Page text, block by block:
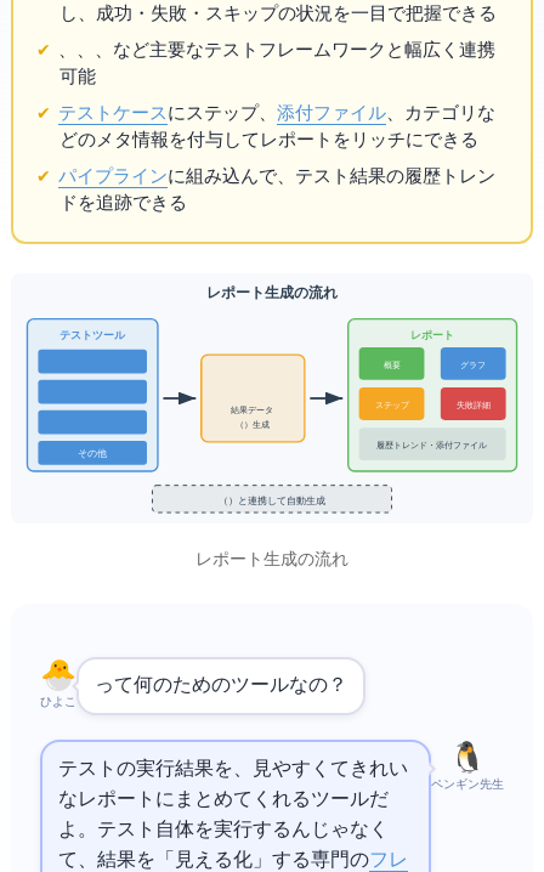
し、成功・失敗・スキップの状況を一目で把握できる
、
、 、 など主要なテストフレームワークと幅広く連携
可能
テストケースにステップ、添付ファイル、カテゴリな
どのメタ情報を付与してレポートをリッチにできる
CI/CDパイプラインに組み込んで、テスト結果の履歴トレン
ドを追跡できる
Allure レポート生成の流れ
テストツール
その他...
結果データ
（JSON）生成
Allure HTMLレポート
概要 グラフ
ステップ 失敗詳細
履歴トレンド・添付ファイル
CI/CD（Jenkins / GitHub Actions）と連携して自動生成
Allure レポート生成の流れ
ひよこ
Allureって何のためのツールなの？
ペンギン先生
テストの実行結果を、見やすくてきれい
な レポートにまとめてくれるツールだ
よ。テスト自体を実行するんじゃなく
て、結果を「見える化」する専門のフレ